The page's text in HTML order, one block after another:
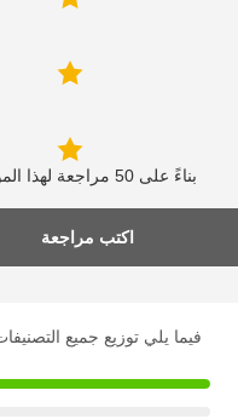
بناءً على 50 مراجعة لهذا المورد
اكتب مراجعة
فيما يلي توزيع جميع التصنيفات